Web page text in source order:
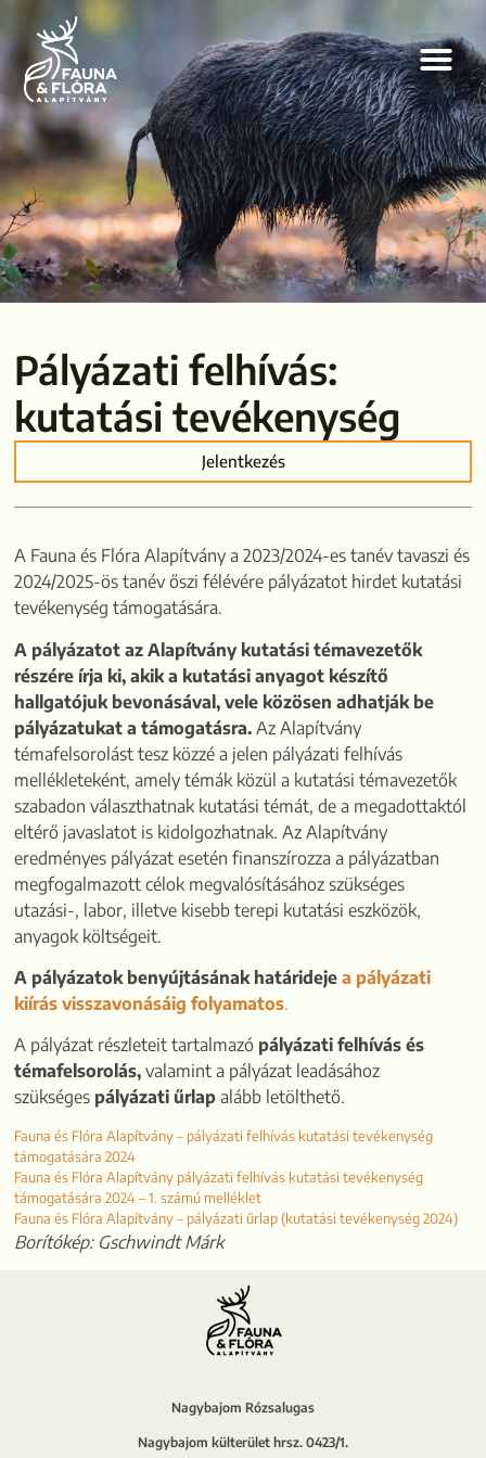
Pályázati felhívás:
kutatási tevékenység
Jelentkezés
A Fauna és Flóra Alapítvány a 2023/2024-es tanév tavaszi és
2024/2025-ös tanév őszi félévére pályázatot hirdet kutatási
tevékenység támogatására.
A pályázatot az Alapítvány kutatási témavezetők
részére írja ki, akik a kutatási anyagot készítő
hallgatójuk bevonásával, vele közösen adhatják be
pályázatukat a támogatásra.Az Alapítvány
témafelsorolást tesz közzé a jelen pályázati felhívás
mellékleteként, amely témák közül a kutatási témavezetők
szabadon választhatnak kutatási témát, de a megadottaktól
eltérő javaslatot is kidolgozhatnak. Az Alapítvány
eredményes pályázat esetén finanszírozza a pályázatban
megfogalmazott célok megvalósításához szükséges
utazási-, labor, illetve kisebb terepi kutatási eszközök,
anyagok költségeit.
A pályázatok benyújtásának határidejea pályázati
kiírás visszavonásáig folyamatos.
A pályázat részleteit tartalmazó pályázati felhívás és
témafelsorolás,valamint a pályázat leadásához
szükséges pályázati űrlap alább letölthető.
Fauna és Flóra Alapítvány – pályázati felhívás kutatási tevékenység
támogatására 2024
Fauna és Flóra Alapítvány pályázati felhívás kutatási tevékenység
támogatására 2024 – 1. számú melléklet
Fauna és Flóra Alapítvány – pályázati űrlap (kutatási tevékenység 2024)
Borítókép: Gschwindt Márk
Nagybajom Rózsalugas
Nagybajom külterület hrsz. 0423/1.